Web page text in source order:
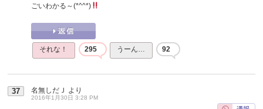
ごいわかる～(*^^*)
それな！ 295 うーん… 92
37 名無しだＪ より
2016年1月30日 3:28 PM